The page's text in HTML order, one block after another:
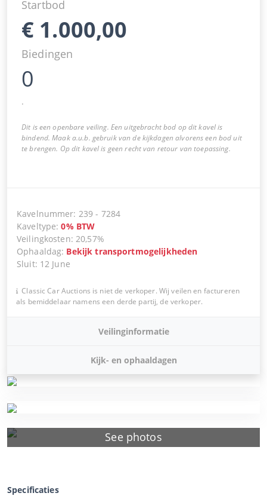
See photos
Startbod
€ 1.000,00
Biedingen
0
.
Dit is een openbare veiling. Een uitgebracht bod op dit kavel is
bindend. Maak a.u.b. gebruik van de kijkdagen alvorens een bod uit
te brengen. Op dit kavel is geen recht van retour van toepassing.
Kavelnummer: 239 - 7284
Kaveltype:0% BTW
Veilingkosten:20,57%
Ophaaldag: Bekijk transportmogelijkheden
Sluit: 12 June
Classic Car Auctions is niet de verkoper. Wij veilen en factureren
als bemiddelaar namens een derde partij, de verkoper.
Veilinginformatie
Kijk- en ophaaldagen
Specificaties